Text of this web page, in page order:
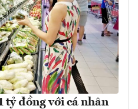
tỷ đồng với cá nhân